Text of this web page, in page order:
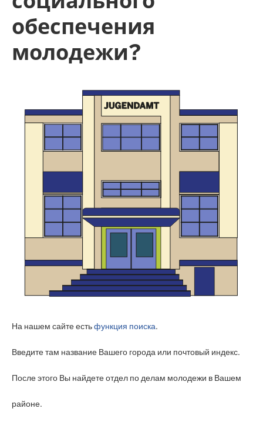
обеспечения
молодежи?
На нашем сайте естьфункция поиска.
Введите там название Вашего города или почтовый индекс.
После этого Вы найдете отдел по делам молодежи в Вашем
районе.